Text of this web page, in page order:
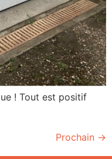
! Tout est positif
Prochain →